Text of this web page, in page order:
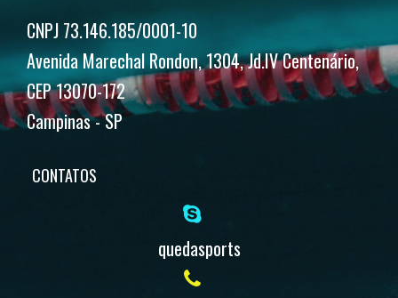
produto
CNPJ 73.146.185/0001-10
Avenida Marechal Rondon, 1304, Jd.IV Centenário,
CEP 13070-172
Campinas - SP
CONTATOS
quedasports